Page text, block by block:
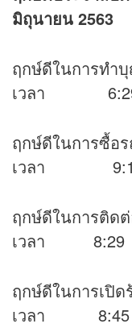
มิถุนายน 2563
ฤกษ์ดีในการทำ
เวลา 6:29
ฤกษ์ดีในการซื้อ
เวลา 9:11
ฤกษ์ดีในการติดต่
เวลา
ฤกษ์ดีในการเปิด
เวลา 8:45